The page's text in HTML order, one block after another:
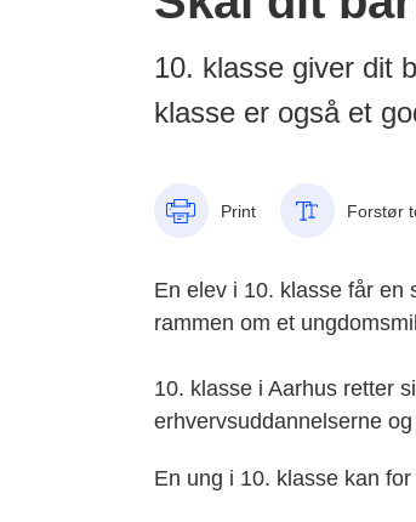
10. klasse giver dit
klasse er også et
Print Forstør
En elev i 10. klasse får en
rammen om et
10. klasse i Aarhus retter
erhvervsuddannelserne
En ung i 10. klasse kan